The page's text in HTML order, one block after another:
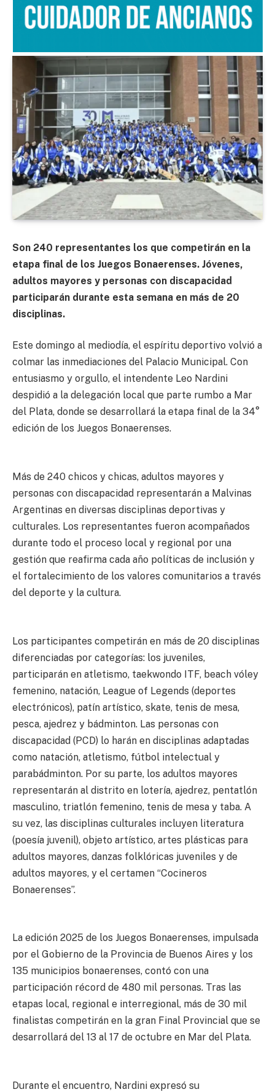
Son 240 representantes los que competirán en la
etapa final de los Juegos Bonaerenses. Jóvenes,
adultos mayores y personas con discapacidad
participarán durante esta semana en más de 20
disciplinas.
Este domingo al mediodía, el espíritu deportivo volvió a
colmar las inmediaciones del Palacio Municipal. Con
entusiasmo y orgullo, el intendente Leo Nardini
despidió a la delegación local que parte rumbo a Mar
del Plata, donde se desarrollará la etapa final de la 34°
edición de los Juegos Bonaerenses.
Más de 240 chicos y chicas, adultos mayores y
personas con discapacidad representarán a Malvinas
Argentinas en diversas disciplinas deportivas y
culturales. Los representantes fueron acompañados
durante todo el proceso local y regional por una
gestión que reafirma cada año políticas de inclusión y
el fortalecimiento de los valores comunitarios a través
del deporte y la cultura.
Los participantes competirán en más de 20 disciplinas
diferenciadas por categorías: los juveniles,
participarán en atletismo, taekwondo ITF, beach vóley
femenino, natación, League of Legends (deportes
electrónicos), patín artístico, skate, tenis de mesa,
pesca, ajedrez y bádminton. Las personas con
discapacidad (PCD) lo harán en disciplinas adaptadas
como natación, atletismo, fútbol intelectual y
parabádminton. Por su parte, los adultos mayores
representarán al distrito en lotería, ajedrez, pentatlón
masculino, triatlón femenino, tenis de mesa y taba. A
su vez, las disciplinas culturales incluyen literatura
(poesía juvenil), objeto artístico, artes plásticas para
adultos mayores, danzas folklóricas juveniles y de
adultos mayores, y el certamen “Cocineros
Bonaerenses”.
La edición 2025 de los Juegos Bonaerenses, impulsada
por el Gobierno de la Provincia de Buenos Aires y los
135 municipios bonaerenses, contó con una
participación récord de 480 mil personas. Tras las
etapas local, regional e interregional, más de 30 mil
finalistas competirán en la gran Final Provincial que se
desarrollará del 13 al 17 de octubre en Mar del Plata.
Durante el encuentro, Nardini expresó su